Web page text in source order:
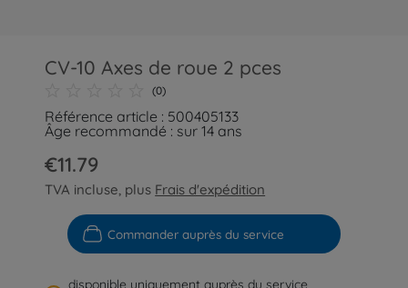
CV-10 Axes de roue 2 pces
(0)
Référence article : 500405133
Âge recommandé : sur 14 ans
€11.79
TVA incluse, plus Frais d'expédition
Commander auprès du service
disponible uniquement auprès du service